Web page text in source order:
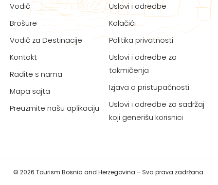
Vodič
Brošure
Vodič za Destinacije
Kontakt
Radite s nama
Mapa sajta
Preuzmite našu aplikaciju
Uslovi i odredbe
Kolačići
Politika privatnosti
Uslovi i odredbe za
takmičenja
Izjava o pristupačnosti
Uslovi i odredbe za sadržaj
koji generišu korisnici
© 2026 Tourism Bosnia and Herzegovina – Sva prava zadržana.